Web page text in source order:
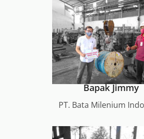
Bapak Jimmy
PT. Bata Milenium